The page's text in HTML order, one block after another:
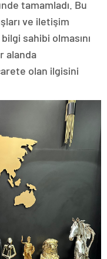
tamamladı. Bu
ve iletişim
sahibi olmasını
alanda
olan ilgisini